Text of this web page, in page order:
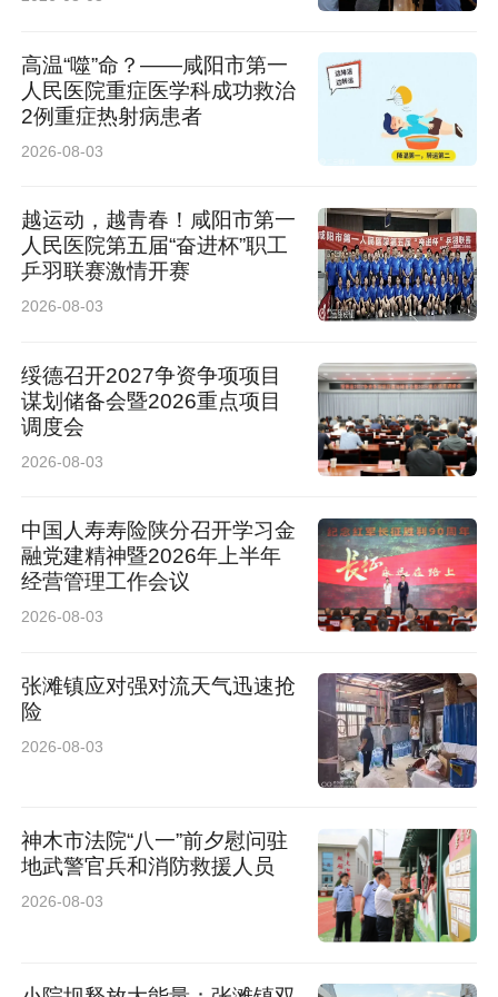
高温“噬”命？——咸阳市第一
人民医院重症医学科成功救治
2例重症热射病患者
2026-08-03
越运动，越青春！咸阳市第一
人民医院第五届“奋进杯”职工
乒羽联赛激情开赛
2026-08-03
绥德召开2027争资争项项目
谋划储备会暨2026重点项目
调度会
2026-08-03
中国人寿寿险陕分召开学习金
融党建精神暨2026年上半年
经营管理工作会议
2026-08-03
张滩镇应对强对流天气迅速抢
险
2026-08-03
神木市法院“八一”前夕慰问驻
地武警官兵和消防救援人员
2026-08-03